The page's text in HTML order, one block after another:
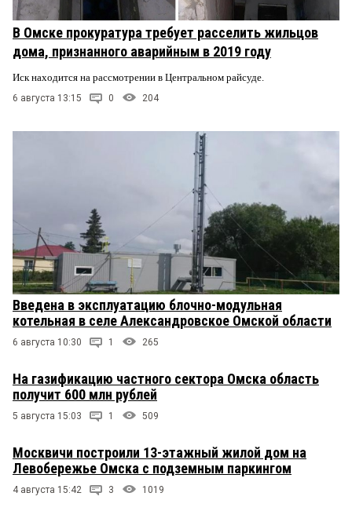
В Омске прокуратура требует расселить жильцов
дома, признанного аварийным в 2019 году
Иск находится на рассмотрении в Центральном райсуде.
6 августа 13:15 0 204
Введена в эксплуатацию блочно-модульная
котельная в селе Александровское Омской области
6 августа 10:30 1 265
На газификацию частного сектора Омска область
получит 600 млн рублей
5 августа 15:03 1 509
Москвичи построили 13-этажный жилой дом на
Левобережье Омска с подземным паркингом
4 августа 15:42 3 1019